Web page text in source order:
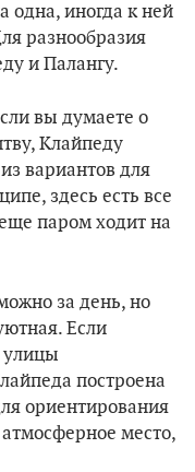
одна, иногда к ней
разнообразия
и Палангу.
вы думаете о
Клайпеду
вариантов для
здесь есть все
паром ходит на
за день, но
Если
улицы
построена
ориентирования
место,